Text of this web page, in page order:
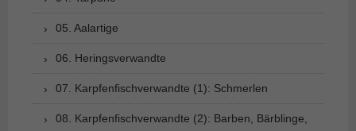
05. Aalartige
06. Heringsverwandte
07. Karpfenfischverwandte (1): Schmerlen
08. Karpfenfischverwandte (2): Barben, Bärblinge,